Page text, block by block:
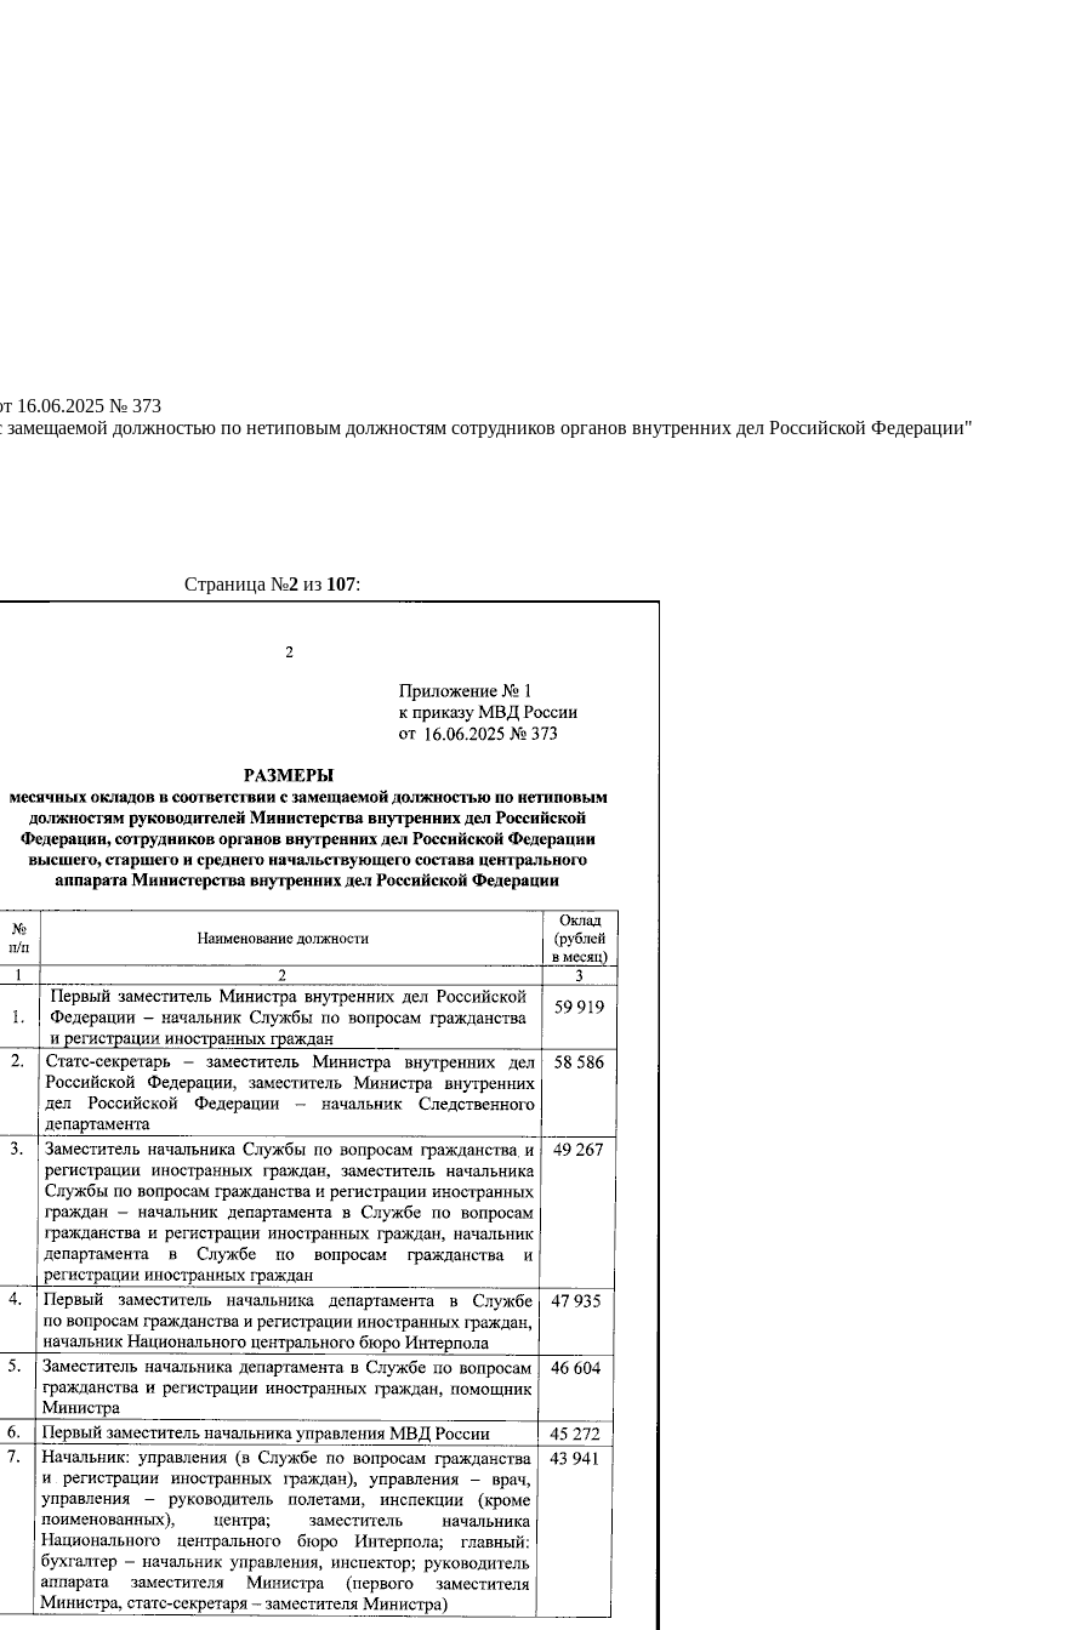
16.06.2025 № 373
замещаемой должностью по нетиповым должностям сотрудников органов внутренних дел Российской Федерации"
Страница №2из 107: